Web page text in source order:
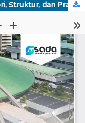
EBOOK_HUKUM PARLEMEN (Teori, Struktur, dan Praktik Konstitusional)_organized.pdf